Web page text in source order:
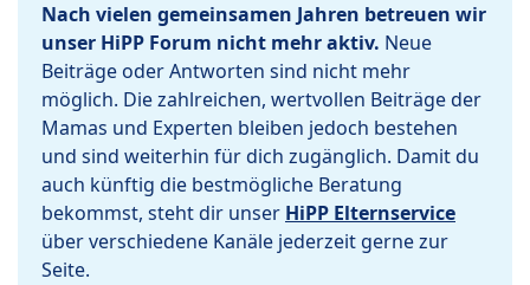
Nach vielen gemeinsamen Jahren betreuen wir
unser HiPP Forum nicht mehr aktiv. Neue
Beiträge oder Antworten sind nicht mehr
möglich. Die zahlreichen, wertvollen Beiträge der
Mamas und Experten bleiben jedoch bestehen
und sind weiterhin für dich zugänglich. Damit du
auch künftig die bestmögliche Beratung
bekommst, steht dir unser HiPP Elternservice
über verschiedene Kanäle jederzeit gerne zur
Seite.